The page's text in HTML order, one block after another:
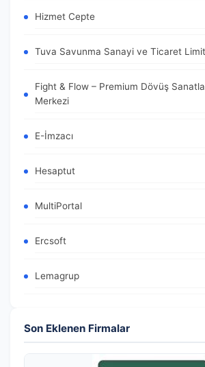
Hizmet Cepte
Tuva Savunma Sanayi ve Ticaret
Fight & Flow – Premium Dövüş
Merkezi
E-İmzacı
Hesaptut
MultiPortal
Ercsoft
Lemagrup
Son Eklenen Firmalar